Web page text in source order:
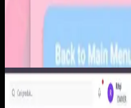
Software Kustom
Inventoryku